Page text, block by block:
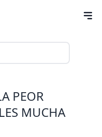
PEOR
MUCHA